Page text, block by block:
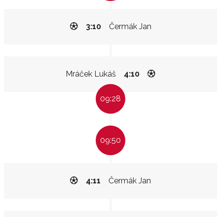
Čermák Jan
3:10
Mráček Lukáš 4:10
09:28
09:50
Čermák Jan
4:11